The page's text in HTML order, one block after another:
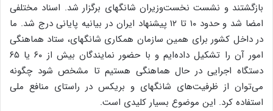
بازگشتند و نشست نخست‌وزیران شانگهای برگزار شد. اسناد مختلفی
امضا شد و حدود ۱۰ تا ۱۲ پیشنهاد ایران در بیانیه پایانی درج شد. ما
در داخل کشور برای همین سازمان همکاری شانگهای، ستاد هماهنگی
امور آن را تشکیل داده‌ایم و با حضور نمایندگان بیش از ۶۰ یا ۶۵
دستگاه اجرایی در حال هماهنگی هستیم تا مشخص شود چگونه
می‌توان از ظرفیت‌های شانگهای و بریکس در راستای منافع ملی
استفاده کرد. این موضوع بسیار کلیدی است.